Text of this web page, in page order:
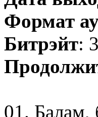
Формат
Битрэйт:
01. Балам,